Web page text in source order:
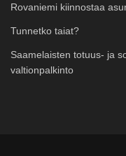
Rovaniemi kiinnostaa
Tunnetko taiat?
Saamelaisten totuus- ja
valtionpalkinto